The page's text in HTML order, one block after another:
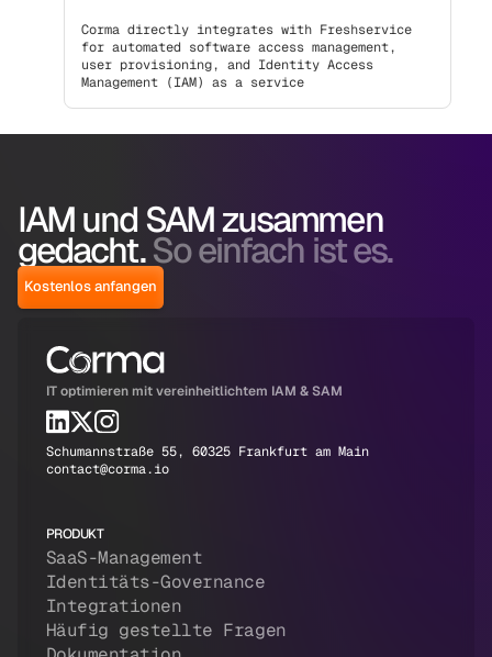
Corma directly integrates with Freshservice
for automated software access management,
user provisioning, and Identity Access
Management (IAM) as a service
IAM und SAM zusammen
gedacht.So einfach ist es.
Kostenlos anfangen
IT optimieren mit vereinheitlichtem IAM & SAM
Schumannstraße 55, 60325 Frankfurt am Main
contact@corma.io
PRODUKT
SaaS-Management
Identitäts-Governance
Integrationen
Häufig gestellte Fragen